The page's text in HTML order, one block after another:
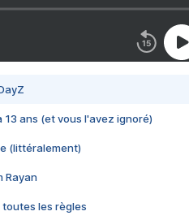
13 ans (et vous l'avez ignoré)
(littéralement)
Rayan
toutes les règles